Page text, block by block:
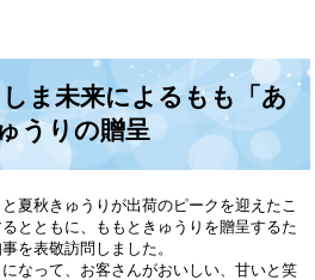
ま未来によるもも「あ
うりの贈呈
夏秋きゅうりが出荷のピークを迎えたこ
とともに、ももときゅうりを贈呈するた
を表敬訪問しました。
なって、お客さんがおいしい、甘いと笑